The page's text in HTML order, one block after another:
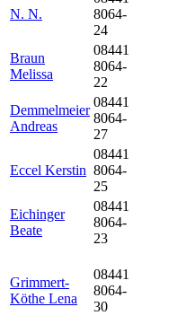
N. N.
8064-
24
Braun
Melissa
08441
8064-
22
Demmelmeier
Andreas
08441
8064-
27
Eccel Kerstin
08441
8064-
25
Eichinger
Beate
08441
8064-
23
Grimmert-
Köthe Lena
08441
8064-
30